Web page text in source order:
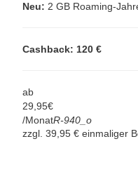
Neu: 2 GB Roaming-
Cashback: 120 €
ab
29, 95€
/MonatR-940_o
zzgl. 39,95 € einmaliger